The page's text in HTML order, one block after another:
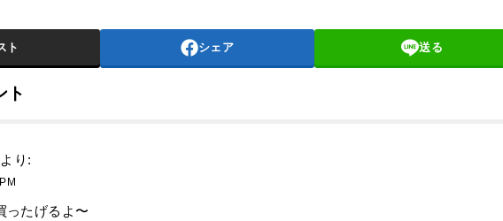
ト シェア 送る
ト
より:
ったげるよ〜